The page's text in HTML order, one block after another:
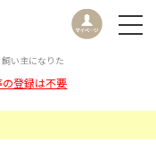
飼い主になりた
登録は不要